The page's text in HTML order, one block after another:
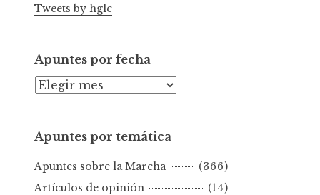
Tweets by hglc
Apuntes por fecha
A
n
e
s
Apuntes por temática
Apuntes sobre la Marcha
(366)
Artículos de opinión
(14)